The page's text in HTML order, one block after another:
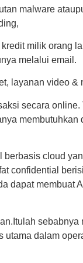
malware
milik orang
melalui email.
layanan video &
secara
membutuhkan
cloud
confidential
dapat membuat
utama dalam